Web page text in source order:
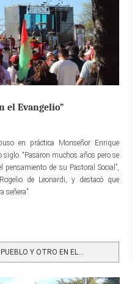
el Evangelio”
en práctica Monseñor Enrique
“Pasaron muchos años pero se
de su Pastoral Social”,
de Leonardi, y destacó que
señera”.
Y OTRO EN EL...